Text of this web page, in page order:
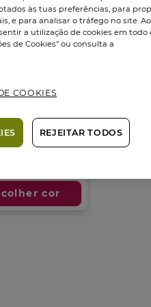
•15 tons
cor
às tuas preferências, para
e para analisar o tráfego no site. Ao
a utilização de cookies em todo
de Cookies” ou consulta a
COOKIES
REJEITAR TODOS